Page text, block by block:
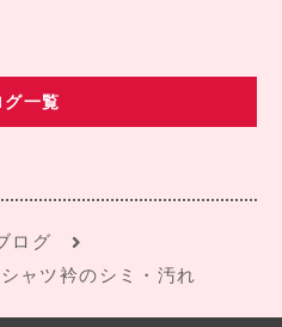
グ一覧
ログ
ャツ衿のシミ・汚れ